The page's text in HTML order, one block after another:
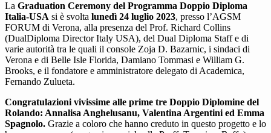
La Graduation Ceremony del Programma Doppio Diploma
Italia-USA si è svolta lunedì 24 luglio 2023, presso l’AGSM
FORUM di Verona, alla presenza del Prof. Richard Collins
(DualDiploma Director Italy USA), del Dual Diploma Staff e di
varie autorità tra le quali il console Zoja D. Bazarnic, i sindaci di
Verona e di Belle Isle Florida, Damiano Tommasi e William G.
Brooks, e il fondatore e amministratore delegato di Academica,
Fernando Zulueta.
Congratulazioni vivissime alle prime tre Doppio Diplomine del
Rolando: Annalisa Anghelusanu, Valentina Argentini ed Emma
Spagnolo. Grazie a coloro che hanno creduto in questo progetto e lo